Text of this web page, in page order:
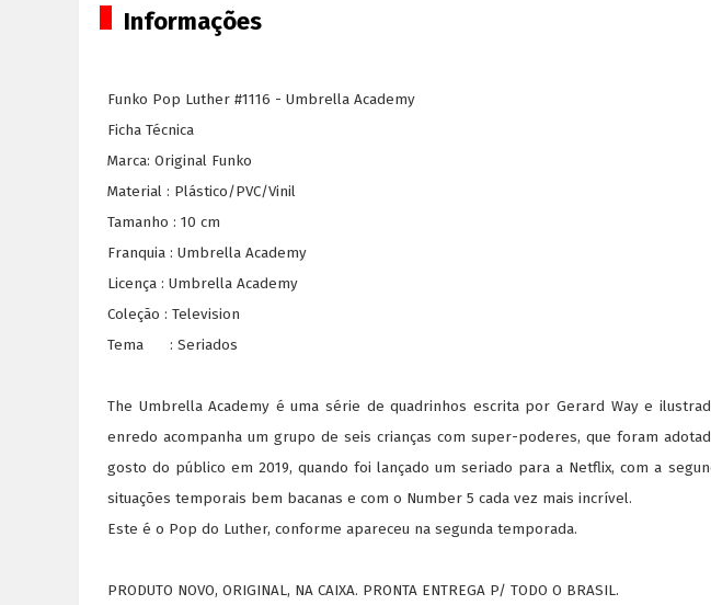
Informações
Funko Pop Luther #1116 - Umbrella Academy
Ficha Técnica
Marca: Original Funko
Material : Plástico/PVC/Vinil
Tamanho : 10 cm
Franquia : Umbrella Academy
Licença : Umbrella Academy
Coleção : Television
Tema : Seriados
The Umbrella Academy é uma série de quadrinhos escrita por Gerard Way e
enredo acompanha um grupo de seis crianças com super-poderes, que foram
gosto do público em 2019, quando foi lançado um seriado para a Netflix, com a
situações temporais bem bacanas e com o Number 5 cada vez mais incrível.
Este é o Pop do Luther, conforme apareceu na segunda temporada.
PRODUTO NOVO, ORIGINAL, NA CAIXA. PRONTA ENTREGA P/ TODO O BRASIL.